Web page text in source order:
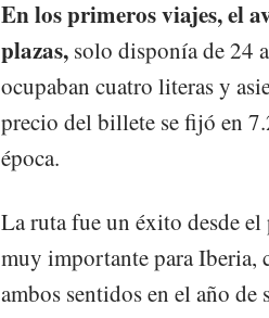
En los primeros viajes, el
plazas, solo disponía de 24
ocupaban cuatro literas y
precio del billete se fijó en
época.
La ruta fue un éxito desde
muy importante para Iberia,
ambos sentidos en el año de